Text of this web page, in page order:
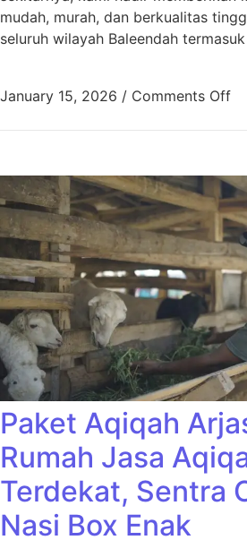
mudah, murah, dan berkualitas
seluruh wilayah Baleendah
January 15, 2026 / Comments Off
Paket Aqiqah
Rumah Jasa
Terdekat, Sentra
Nasi Box Enak